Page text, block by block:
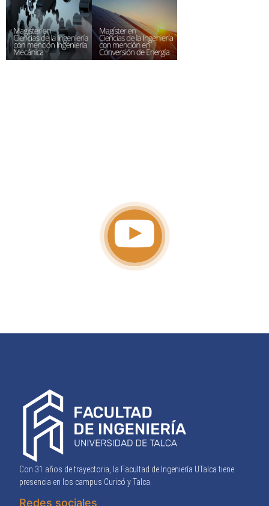
Con 31 años de trayectoria, la Facultad de Ingeniería UTalca tiene
presencia en los campus Curicó y Talca.
Redes sociales